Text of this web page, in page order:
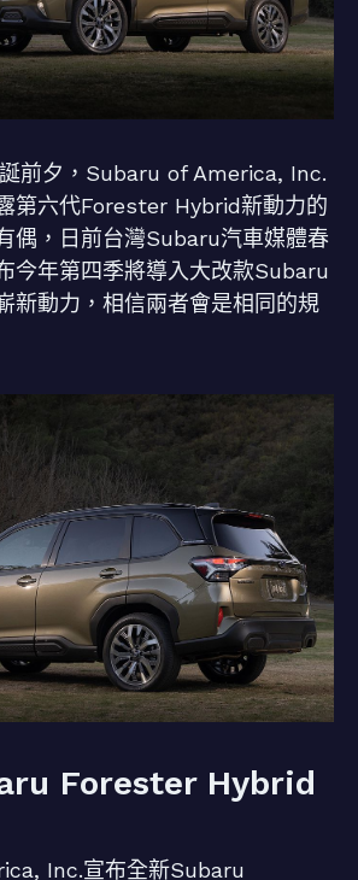
前夕，Subaru of America, Inc.
第六代Forester Hybrid新動力的
偶，日前台灣Subaru汽車媒體春
今年第四季將導入大改款Subaru
新動力，相信兩者會是相同的規
Forester Hybrid
Inc.宣布全新Subaru